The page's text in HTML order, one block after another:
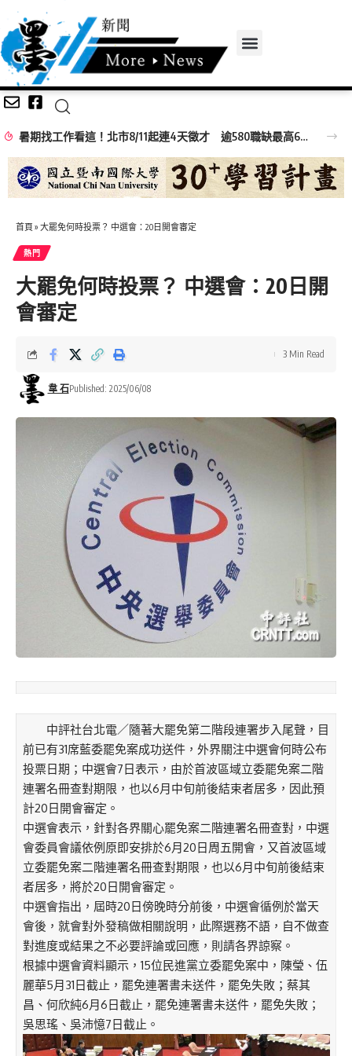
暑期找工作看這！北市8/11起連4天徵才 逾580職缺最高6萬元
首頁 » 大罷免何時投票？ 中選會：20日開會審定
熱門
大罷免何時投票？ 中選會：20日開
會審定
韋 石Published: 2025/06/08
3 Min Read
中評社台北電／隨著大罷免第二階段連署步入尾聲，目
前已有31席藍委罷免案成功送件，外界關注中選會何時公布
投票日期；中選會7日表示，由於首波區域立委罷免案二階
連署名冊查對期限，也以6月中旬前後結束者居多，因此預
計20日開會審定。
中選會表示，針對各界關心罷免案二階連署名冊查對，中選
會委員會議依例原即安排於6月20日周五開會，又首波區域
立委罷免案二階連署名冊查對期限，也以6月中旬前後結束
者居多，將於20日開會審定。
中選會指出，屆時20日傍晚時分前後，中選會循例於當天
會後，就會對外發稿做相關說明，此際選務不語，自不做查
對進度或結果之不必要評論或回應，則請各界諒察。
根據中選會資料顯示，15位民進黨立委罷免案中，陳瑩、伍
麗華5月31日截止，罷免連署書未送件，罷免失敗；蔡其
昌、何欣純6月6日截止，罷免連署書未送件，罷免失敗；
吳思瑤、吳沛憶7日截止。